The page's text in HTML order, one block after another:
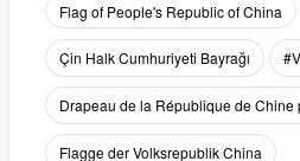
Flag of People's Republic of China
Çin Halk Cumhuriyeti Bayrağı
Drapeau de la République de Chine
Flagge der Volksrepublik China